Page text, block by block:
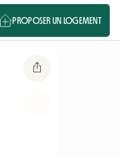
PROPOSER UN LOGEMENT